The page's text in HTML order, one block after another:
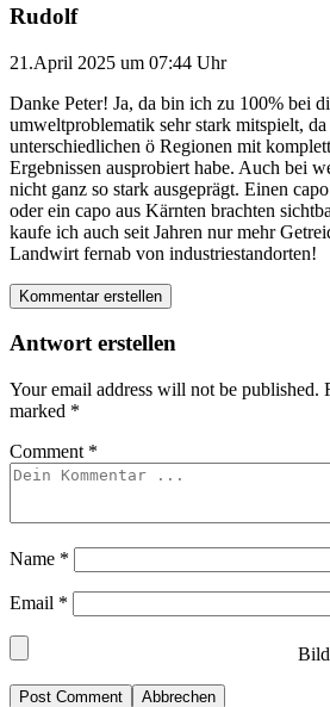
Rudolf
21.April 2025 um 07:44 Uhr
Danke Peter! Ja, da bin ich zu 100% bei
umweltproblematik sehr stark mitspielt,
unterschiedlichen ö Regionen mit
Ergebnissen ausprobiert habe. Auch bei
nicht ganz so stark ausgeprägt. Einen
oder ein capo aus Kärnten brachten
kaufe ich auch seit Jahren nur mehr
Landwirt fernab von industriestandorten!
Kommentar erstellen
Antwort erstellen
Your email address will not be published.
marked *
Comment *
Name *
Email *
Abbrechen